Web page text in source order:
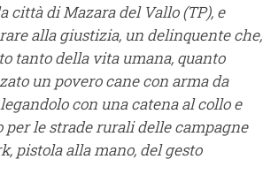
città di Mazara del Vallo (TP), e
alla giustizia, un delinquente che,
tanto della vita umana, quanto
un povero cane con arma da
con una catena al collo e
le strade rurali delle campagne
pistola alla mano, del gesto